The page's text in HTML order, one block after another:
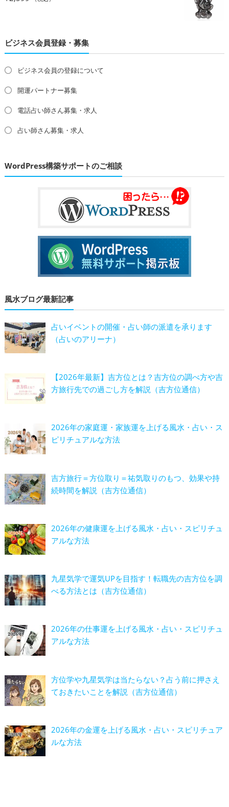
ビジネス会員登録・募集
ビジネス会員の登録について
開運パートナー募集
電話占い師さん募集・求人
占い師さん募集・求人
WordPress構築サポートのご相談
風水ブログ最新記事
占いイベントの開催・占い師の派遣を承ります
（占いのアリーナ）
【2026年最新】吉方位とは？吉方位の調べ方や吉
方旅行先での過ごし方を解説（吉方位通信）
2026年の家庭運・家族運を上げる風水・占い・ス
ピリチュアルな方法
吉方旅行＝方位取り＝祐気取りのもつ、効果や持
続時間を解説（吉方位通信）
2026年の健康運を上げる風水・占い・スピリチュ
アルな方法
九星気学で運気UPを目指す！転職先の吉方位を調
べる方法とは（吉方位通信）
2026年の仕事運を上げる風水・占い・スピリチュ
アルな方法
方位学や九星気学は当たらない？占う前に押さえ
ておきたいことを解説（吉方位通信）
2026年の金運を上げる風水・占い・スピリチュア
ルな方法